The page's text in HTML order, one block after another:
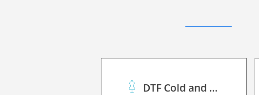
DTF Cold and Hot PET Film